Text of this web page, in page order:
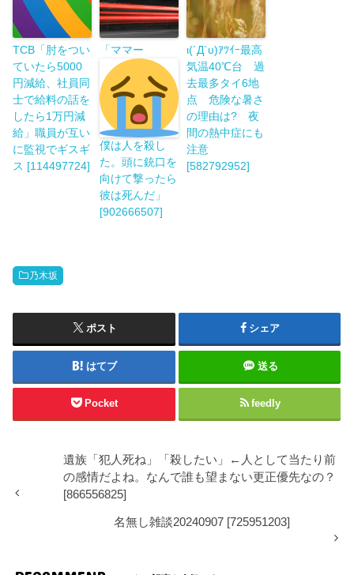
TCB「肘をつい
ていたら5000
円減給、社員同
士で給料の話を
したら1万円減
給」職員が互い
に監視でギスギ
ス [114497724]
「ママー
僕は人を殺し
た。頭に銃口を
向けて撃ったら
彼は死んだ」
[902666507]
ι(´Д`υ)ｱﾂｲｰ最高
気温40℃台 過
去最多タイ6地
点 危険な暑さ
の理由は? 夜
間の熱中症にも
注意
[582792952]
乃木坂
ポスト シェア
はてブ 送る
Pocket feedly
遺族「犯人死ね」「殺したい」←人として当たり前
の感情だよね。なんで誰も望まない更正優先なの？
[866556825]
名無し雑談20240907 [725951203]